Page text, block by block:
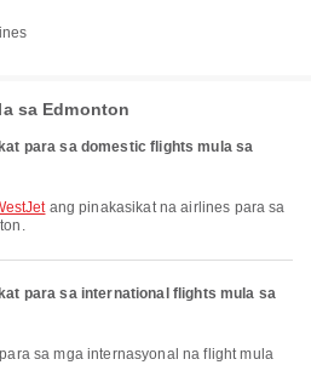
sa Edmonton
para sa domestic flights mula sa
ang pinakasikat na airlines para sa
para sa international flights mula sa